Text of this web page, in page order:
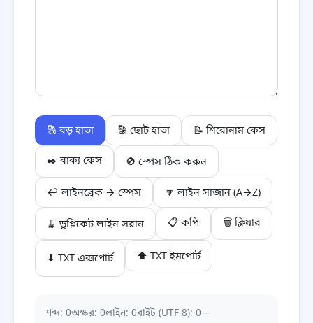
🔠 বড় হাতা 🔡 ছোট হাতা 📝 শিরোনাম কেস
✒️ বাক্য কেস 🚫 স্পেস ঠিক করুন
↩️ লাইনব্রেক → স্পেস 🔽 লাইন সাজান (A→Z)
🧹 ডুপ্লিকেট লাইন সরান 📋 কপি 🗑 ক্লিয়ার
⬇ TXT এক্সপোর্ট ⬆ TXT ইমপোর্ট
শব্দ: 0অক্ষর: 0লাইন: 0বাইট (UTF-8): 0—